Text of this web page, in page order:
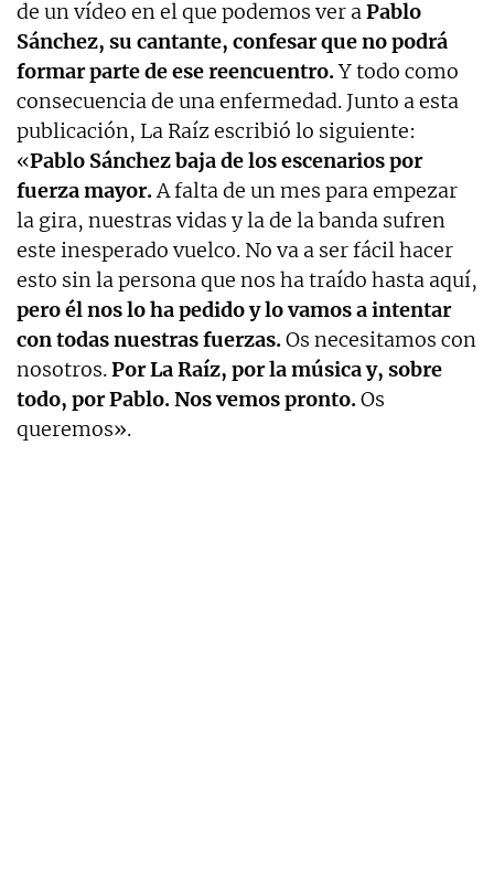
de un vídeo en el que podemos ver aPablo
Sánchez, su cantante, confesar que no podrá
formar parte de ese reencuentro.Y todo como
consecuencia de una enfermedad. Junto a esta
publicación, La Raíz escribió lo siguiente:
«Pablo Sánchez baja de los escenarios por
fuerza mayor.A falta de un mes para empezar
la gira, nuestras vidas y la de la banda sufren
este inesperado vuelco. No va a ser fácil hacer
esto sin la persona que nos ha traído hasta aquí,
pero él nos lo ha pedido y lo vamos a intentar
con todas nuestras fuerzas.Os necesitamos con
nosotros.Por La Raíz, por la música y, sobre
todo, por Pablo. Nos vemos pronto.Os
queremos».